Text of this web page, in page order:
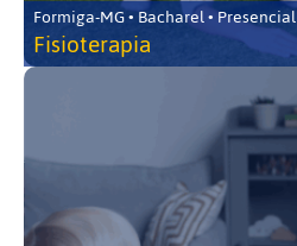
Formiga-MG • Bacharel • Presencial
Fisioterapia